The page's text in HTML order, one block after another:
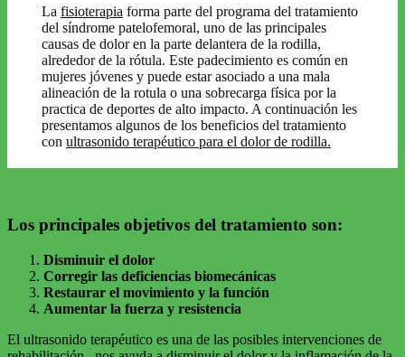
La fisioterapia forma parte del programa del tratamiento
del síndrome patelofemoral, uno de las principales
causas de dolor en la parte delantera de la rodilla,
alrededor de la rótula. Este padecimiento es común en
mujeres jóvenes y puede estar asociado a una mala
alineación de la rotula o una sobrecarga física por la
practica de deportes de alto impacto. A continuación les
presentamos algunos de los beneficios del tratamiento
con ultrasonido terapéutico para el dolor de rodilla.
Los principales objetivos del tratamiento son:
Disminuir el dolor
Corregir las deficiencias biomecánicas
Restaurar el movimiento y la función
Aumentar la fuerza y resistencia
El ultrasonido terapéutico es una de las posibles intervenciones de